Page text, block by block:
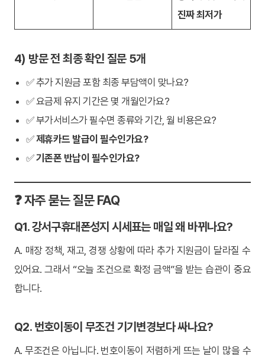
진짜 최저가
4) 방문 전 최종 확인 질문 5개
✅ 추가 지원금 포함 최종 부담액이 맞나요?
✅ 요금제 유지 기간은 몇 개월인가요?
✅ 부가서비스가 필수면 종류와 기간, 월 비용은요?
✅제휴카드 발급이 필수인가요?
✅기존폰 반납이 필수인가요?
❓ 자주 묻는 질문 FAQ
Q1. 강서구휴대폰성지 시세표는 매일 왜 바뀌나요?
A. 매장 정책, 재고, 경쟁 상황에 따라 추가 지원금이 달라질 수
있어요. 그래서 “오늘 조건으로 확정 금액”을 받는 습관이 중요
합니다.
Q2. 번호이동이 무조건 기기변경보다 싸나요?
A. 무조건은 아닙니다. 번호이동이 저렴하게 뜨는 날이 많을 수